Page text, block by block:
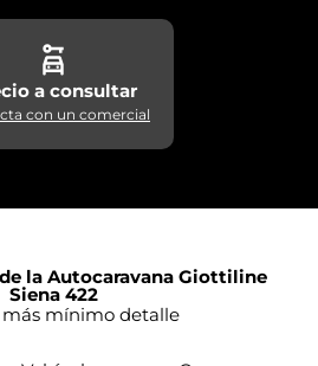
a consultar
con un comercial
la Autocaravana Giottiline
Siena 422
más mínimo detalle